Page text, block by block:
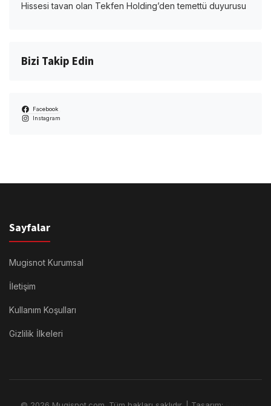
Hissesi tavan olan Tekfen Holding’den temettü duyurusu
Bizi Takip Edin
Facebook
Instagram
Sayfalar
Mugisnot Kurumsal
İletişim
Kullanım Koşulları
Gizlilik İlkeleri